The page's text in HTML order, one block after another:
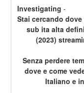
Investigating -
Stai cercando
sub ita alta
(2023)
Senza perdere
dove e come
Italiano e